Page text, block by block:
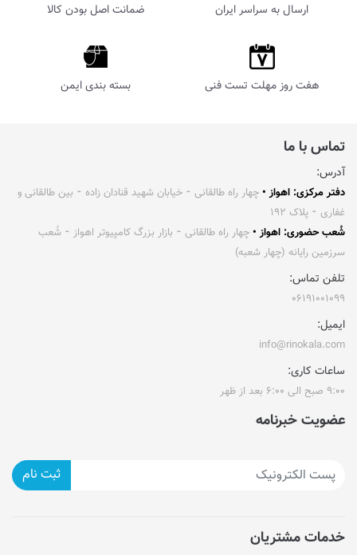
ارسال به سراسر ایران ضمانت اصل بودن کالا
هفت روز مهلت تست فنی بسته بندی ایمن
تماس با ما
آدرس:
دفتر مرکزی: اهواز • چهار راه طالقانی ⁃ خیابان شهید قنادان زاده ⁃ بین طالقانی و
غفاری ⁃ پلاک ۱۹۲
شُعب حضوری: اهواز • چهار راه طالقانی ⁃ بازار بزرگ کامپیوتر اهواز ⁃ شُعب
سرزمین رایانه (چهار شعبه)
تلفن تماس:
۰۶۱۹۱۰۰۱۰۹۹
ایمیل:
info@rinokala.com
ساعات کاری:
۹:۰۰ صبح الی ۶:۰۰ بعد از ظهر
عضویت خبرنامه
ثبت نام
خدمات مشتریان